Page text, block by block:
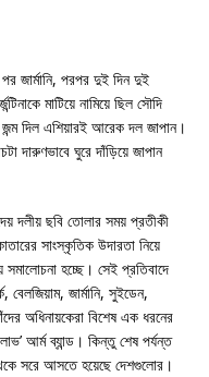
জার্মানি, পরপর দুই দিন দুই
মাটিয়ে নামিয়ে ছিল সৌদি
দিল এশিয়ারই আরেক দল জাপান।
দারুণভাবে ঘুরে দাঁড়িয়ে জাপান
দলীয় ছবি তোলার সময় প্রতীকী
সাংস্কৃতিক উদারতা নিয়ে
হচ্ছে। সেই প্রতিবাদে
বেলজিয়াম, জার্মানি, সুইডেন,
অধিনায়কেরা বিশেষ এক ধরনের
আর্ম ব্যান্ড। কিন্তু শেষ পর্যন্ত
সরে আসতে হয়েছে দেশগুলোর।